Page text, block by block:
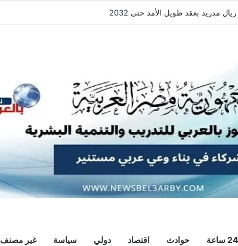
مدريد بعقد طويل الأمد حتى 2032
24 ساعة حوادث اقتصاد دولي سياسة غير مصنف